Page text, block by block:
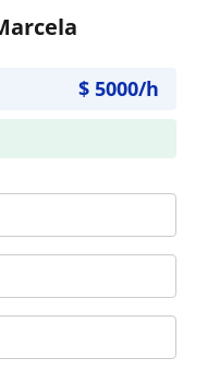
$ 5000/h